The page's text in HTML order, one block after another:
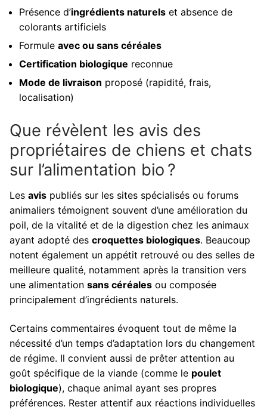
Présence d’ingrédients naturels et absence de
colorants artificiels
Formule avec ou sans céréales
Certification biologique reconnue
Mode de livraison proposé (rapidité, frais,
localisation)
Que révèlent les avis des
propriétaires de chiens et chats
sur l’alimentation bio ?
Les avis publiés sur les sites spécialisés ou forums
animaliers témoignent souvent d’une amélioration du
poil, de la vitalité et de la digestion chez les animaux
ayant adopté des croquettes biologiques. Beaucoup
notent également un appétit retrouvé ou des selles de
meilleure qualité, notamment après la transition vers
une alimentation sans céréales ou composée
principalement d’ingrédients naturels.
Certains commentaires évoquent tout de même la
nécessité d’un temps d’adaptation lors du changement
de régime. Il convient aussi de prêter attention au
goût spécifique de la viande (comme le poulet
biologique), chaque animal ayant ses propres
préférences. Rester attentif aux réactions individuelles